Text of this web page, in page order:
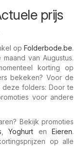
prijs
op Folderbode.be.
van Augustus.
korting op
bekeken? Voor de
deze folders: Door te
voor andere
Bekijk promoties
Yoghurt en Eieren.
op alle